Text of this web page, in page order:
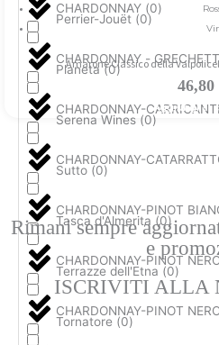
Perrier-Jouët (0)
Planeta (0)
Serena Wines (0)
Sutto (0)
Tasca d'Almerita (0)
Terrazze dell'Etna (0)
Tornatore (0)
CHARDONNAY (0)
CHARDONNAY -
CHARDONNAY-
CHARDONNAY-
CHARDONNAY-PINOT
CHARDONNAY-PINOT
CHARDONNAY-PINOT
Amarone Classico della
46,80
Aggiungi al
Rimani sempre
e
ISCRIVITI ALLA